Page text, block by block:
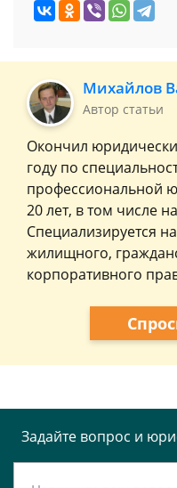
Михайлов
Автор статьи
Окончил
году по
профессиональной
20 лет, в том числе
Специализируется
жилищного,
корпоративного
Задайте вопрос и